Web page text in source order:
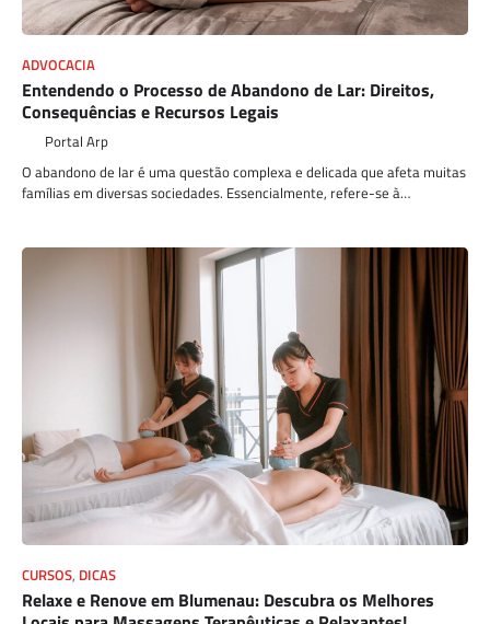
ADVOCACIA
Entendendo o Processo de Abandono de Lar: Direitos,
Consequências e Recursos Legais
Portal Arp
O abandono de lar é uma questão complexa e delicada que afeta muitas
famílias em diversas sociedades. Essencialmente, refere-se à…
CURSOS, DICAS
Relaxe e Renove em Blumenau: Descubra os Melhores